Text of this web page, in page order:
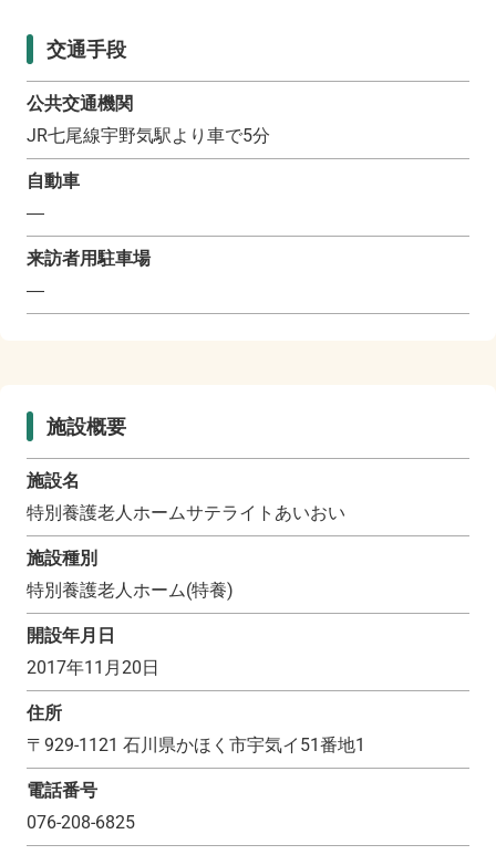
交通手段
公共交通機関
JR七尾線宇野気駅より車で5分
自動車
―
来訪者用駐車場
―
施設概要
施設名
特別養護老人ホームサテライトあいおい
施設種別
特別養護老人ホーム(特養)
開設年月日
2017年11月20日
住所
〒 929-1121 石川県かほく市宇気イ51番地1
電話番号
076-208-6825